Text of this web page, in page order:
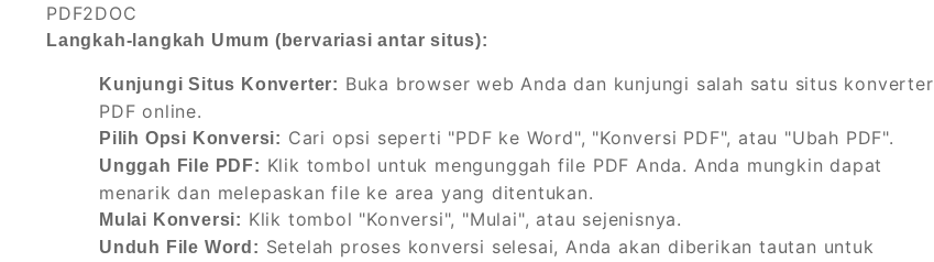
PDF2DOC
Langkah-langkah Umum (bervariasi antar situs):
Kunjungi Situs Konverter: Buka browser web Anda dan kunjungi salah satu situs konverter
PDF online.
Pilih Opsi Konversi: Cari opsi seperti "PDF ke Word", "Konversi PDF", atau "Ubah PDF".
Unggah File PDF: Klik tombol untuk mengunggah file PDF Anda. Anda mungkin dapat
menarik dan melepaskan file ke area yang ditentukan.
Mulai Konversi: Klik tombol "Konversi", "Mulai", atau sejenisnya.
Unduh File Word: Setelah proses konversi selesai, Anda akan diberikan tautan untuk